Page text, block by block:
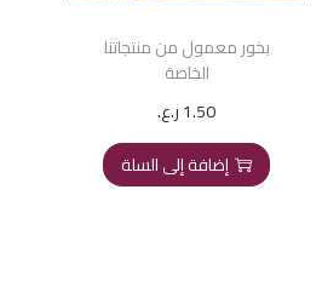
بخور معمول من منتجاتنا
الخاصة
1.50ر.ع.
إضافة إلى السلة